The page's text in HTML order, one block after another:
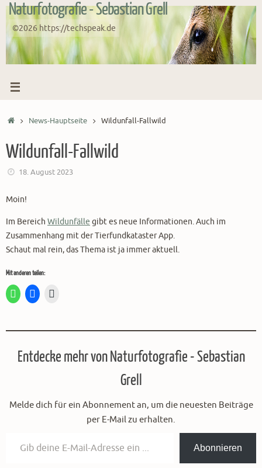
Zum
Inhalt
springen
Naturfotografie - Sebastian Grell
©2026 https://techspeak.de
StartNews-Hauptseite Wildunfall-Fallwild
Wildunfall-Fallwild
18. August 2023
Moin!
Im Bereich Wildunfälle gibt es neue Informationen. Auch im
Zusammenhang mit der Tierfundkataster App.
Schaut mal rein, das Thema ist ja immer aktuell.
Mit anderen teilen:
Entdecke mehr von Naturfotografie - Sebastian
Grell
Melde dich für ein Abonnement an, um die neuesten Beiträge
per E-Mail zu erhalten.
Abonnieren